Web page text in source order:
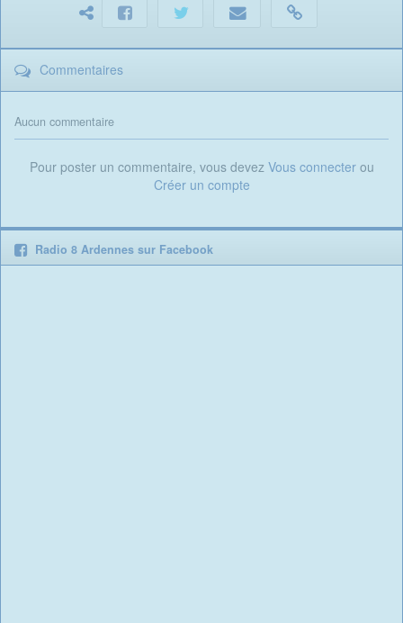
Commentaires
Aucun commentaire
Pour poster un commentaire, vous devez Vous connecterou
Créer un compte
Radio 8 Ardennes sur Facebook